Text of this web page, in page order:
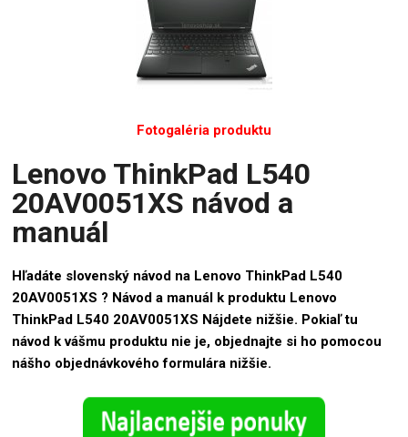
Fotogaléria produktu
Lenovo ThinkPad L540
20AV0051XS návod a
manuál
Hľadáte slovenský návod na Lenovo ThinkPad L540
20AV0051XS ? Návod a manuál k produktu Lenovo
ThinkPad L540 20AV0051XS Nájdete nižšie. Pokiaľ tu
návod k vášmu produktu nie je, objednajte si ho pomocou
nášho objednávkového formulára nižšie.